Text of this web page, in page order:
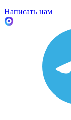
Написать нам